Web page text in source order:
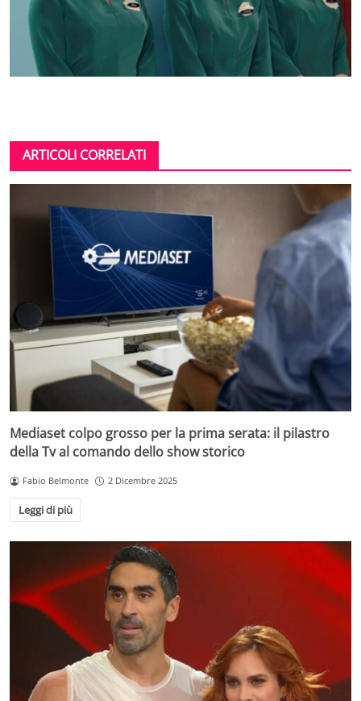
ARTICOLI CORRELATI
Mediaset colpo grosso per la prima serata: il pilastro
della Tv al comando dello show storico
Fabio Belmonte 2 Dicembre 2025
Leggi di più